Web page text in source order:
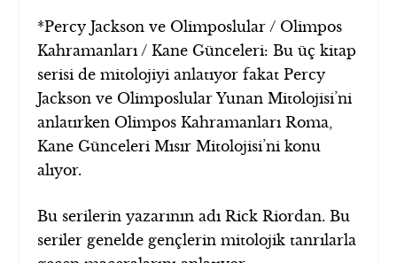
*Percy Jackson ve Olimposlular / Olimpos
Kahramanları / Kane Günceleri: Bu üç kitap
serisi de mitolojiyi anlatıyor fakat Percy
Jackson ve Olimposlular Yunan Mitolojisi’ni
anlatırken Olimpos Kahramanları Roma,
Kane Günceleri Mısır Mitolojisi’ni konu
alıyor.
Bu serilerin yazarının adı Rick Riordan. Bu
seriler genelde gençlerin mitolojik tanrılarla